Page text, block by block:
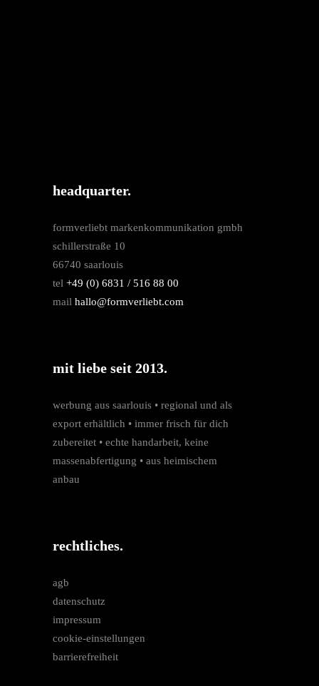
headquarter.
formverliebt markenkommunikation gmbh
schillerstraße 10
66740 saarlouis
tel +49 (0) 6831 / 516 88 00
mail hallo@formverliebt.com
mit liebe seit 2013.
werbung aus saarlouis • regio­nal und als
export erhältlich • immer frisch für dich
zubereitet • echte hand­arbeit, keine
massen­­abfertigung • aus heimischem
anbau
rechtliches.
agb
datenschutz
impressum
cookie-einstellungen
barrierefreiheit